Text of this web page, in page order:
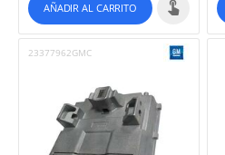
AÑADIR AL CARRITO
23377962GMC